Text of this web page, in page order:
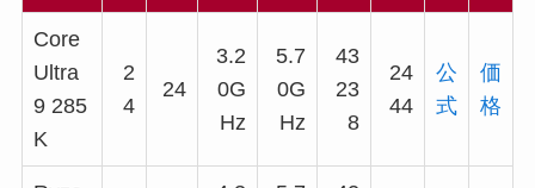
Core
Ultra
9 285
K
2
4
24
3.2
0G
Hz
5.7
0G
Hz
43
23
8
24
44
公
式
価
格